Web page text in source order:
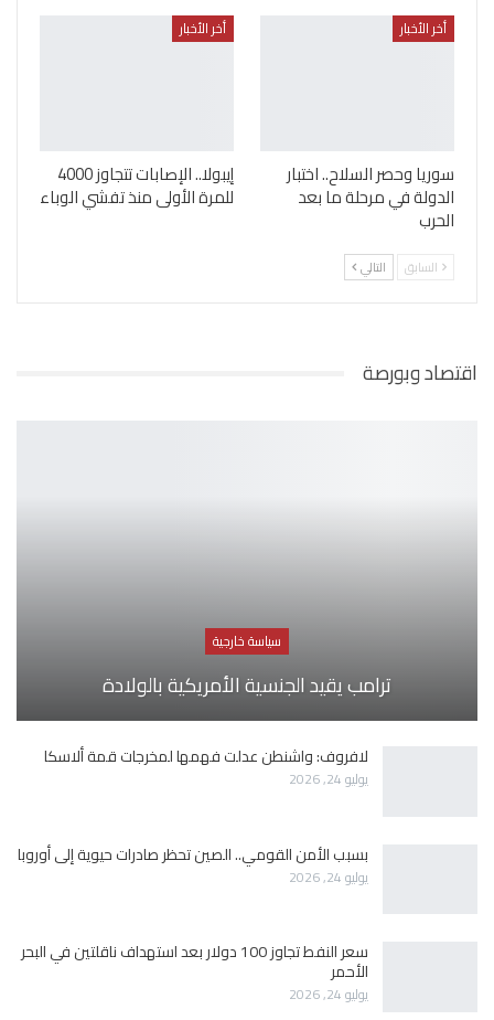
أخر الأخبار
سوريا وحصر السلاح.. اختبار
الدولة في مرحلة ما بعد
الحرب
أخر الأخبار
إيبولا.. الإصابات تتجاوز 4000
للمرة الأولى منذ تفشي الوباء
السابق التالي
اقتصاد وبورصة
سياسة خارجية
ترامب يقيد الجنسية الأمريكية بالولادة
لافروف: واشنطن عدلت فهمها لمخرجات قمة ألاسكا
يوليو 24, 2026
بسبب الأمن القومي.. الصين تحظر صادرات حيوية إلى أوروبا
يوليو 24, 2026
سعر النفط تجاوز 100 دولار بعد استهداف ناقلتين في البحر
الأحمر
يوليو 24, 2026